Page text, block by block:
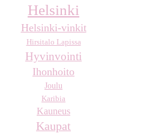
Helsinki
Helsinki-vinkit
Hirsitalo Lapissa
Hyvinvointi
Ihonhoito
Joulu
Karibia
Kauneus
Kaupat